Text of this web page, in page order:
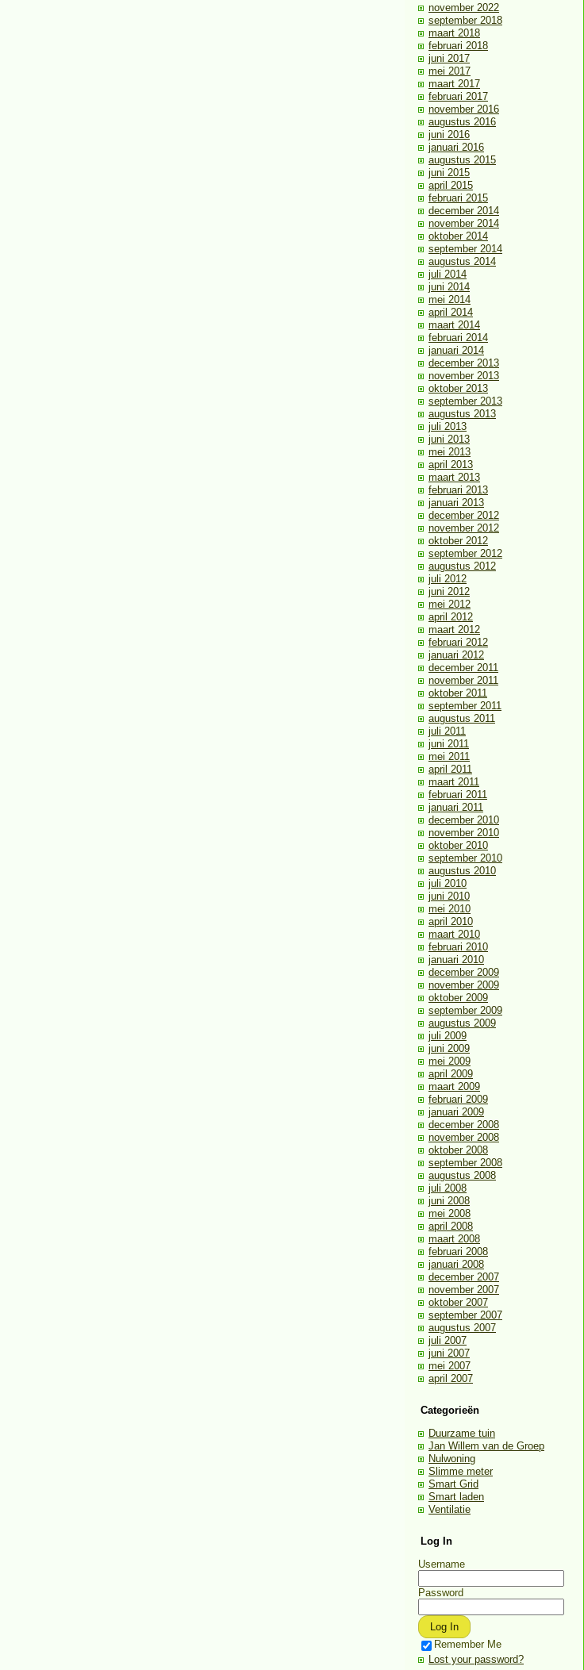
november 2022
september 2018
maart 2018
februari 2018
juni 2017
mei 2017
maart 2017
februari 2017
november 2016
augustus 2016
juni 2016
januari 2016
augustus 2015
juni 2015
april 2015
februari 2015
december 2014
november 2014
oktober 2014
september 2014
augustus 2014
juli 2014
juni 2014
mei 2014
april 2014
maart 2014
februari 2014
januari 2014
december 2013
november 2013
oktober 2013
september 2013
augustus 2013
juli 2013
juni 2013
mei 2013
april 2013
maart 2013
februari 2013
januari 2013
december 2012
november 2012
oktober 2012
september 2012
augustus 2012
juli 2012
juni 2012
mei 2012
april 2012
maart 2012
februari 2012
januari 2012
december 2011
november 2011
oktober 2011
september 2011
augustus 2011
juli 2011
juni 2011
mei 2011
april 2011
maart 2011
februari 2011
januari 2011
december 2010
november 2010
oktober 2010
september 2010
augustus 2010
juli 2010
juni 2010
mei 2010
april 2010
maart 2010
februari 2010
januari 2010
december 2009
november 2009
oktober 2009
september 2009
augustus 2009
juli 2009
juni 2009
mei 2009
april 2009
maart 2009
februari 2009
januari 2009
december 2008
november 2008
oktober 2008
september 2008
augustus 2008
juli 2008
juni 2008
mei 2008
april 2008
maart 2008
februari 2008
januari 2008
december 2007
november 2007
oktober 2007
september 2007
augustus 2007
juli 2007
juni 2007
mei 2007
april 2007
Categorieën
Duurzame tuin
Jan Willem van de Groep
Nulwoning
Slimme meter
Smart Grid
Smart laden
Ventilatie
Log In
Username
Password
Remember Me
Lost your password?